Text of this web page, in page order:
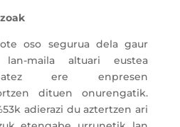
oso segurua dela gaur
maila altuari eustea
ere enpresen
dituen onurengatik.
adierazi du aztertzen ari